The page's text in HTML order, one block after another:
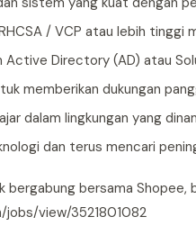
/ VCP atau lebih tinggi
Active Directory (AD) atau
memberikan dukungan
dalam lingkungan yang
dan terus mencari
bergabung bersama
jobs/view/3521801082